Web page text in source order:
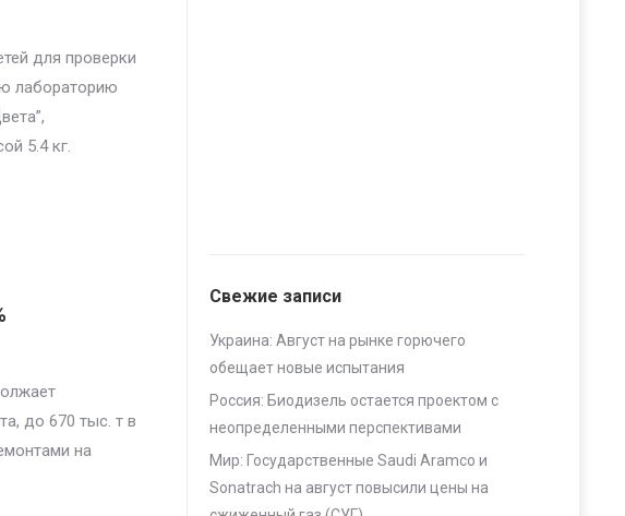
для проверки
лабораторию
5.4 кг.
до 670 тыс. т в
на
Свежие записи
Украина: Август на рынке горючего
обещает новые испытания
Россия: Биодизель остается проектом с
неопределенными перспективами
Мир: Государственные Saudi Aramco и
Sonatrach на август повысили цены на